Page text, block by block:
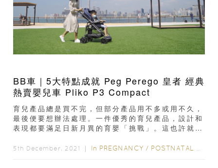
BB車｜5大特點成就 Peg Perego 皇者 經典
熱賣嬰兒車 Pliko P3 Compact
育兒產品總是買不完，但部分產品用不多或用不久，
最後便要想辦法處理。一件優秀的育兒產品，設計和
表現都要滿足日新月異的育嬰「挑戰」。這也許就是
5th December, 2021 ｜ In PREGNANCY / POSTNATAL CARE